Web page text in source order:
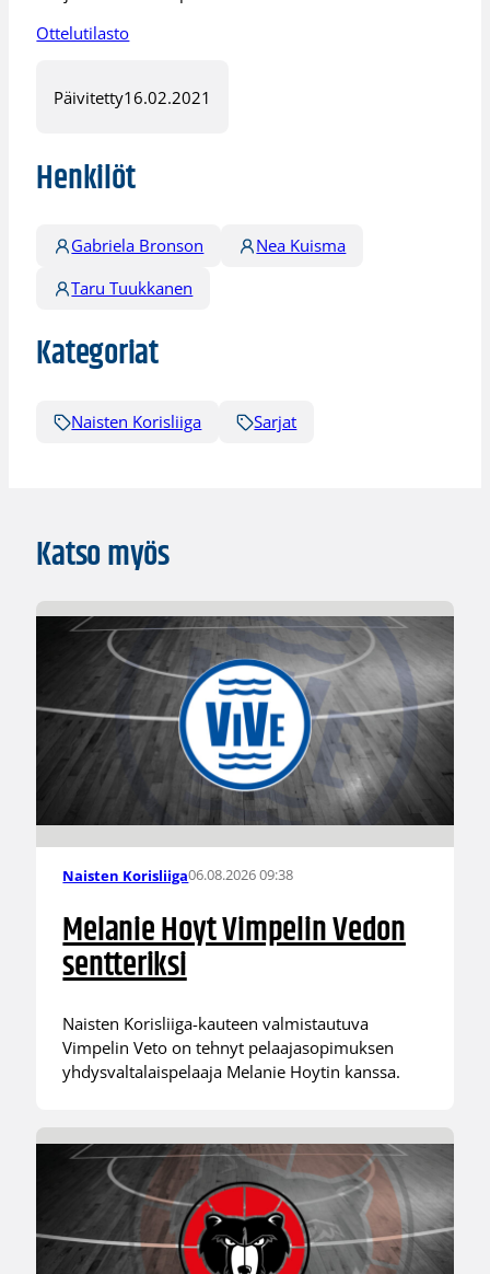
Ottelutilasto
Päivitetty16.02.2021
Henkilöt
Gabriela Bronson
Nea Kuisma
Taru Tuukkanen
Kategoriat
Naisten Korisliiga Sarjat
Katso myös
Naisten Korisliiga06.08.2026 09:38
Melanie Hoyt Vimpelin Vedon
sentteriksi
Naisten Korisliiga-kauteen valmistautuva
Vimpelin Veto on tehnyt pelaajasopimuksen
yhdysvaltalaispelaaja Melanie Hoytin kanssa.